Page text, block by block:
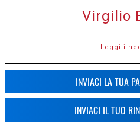
Virgilio
Leggi i
INVIACI LA TUA
INVIACI IL TUO